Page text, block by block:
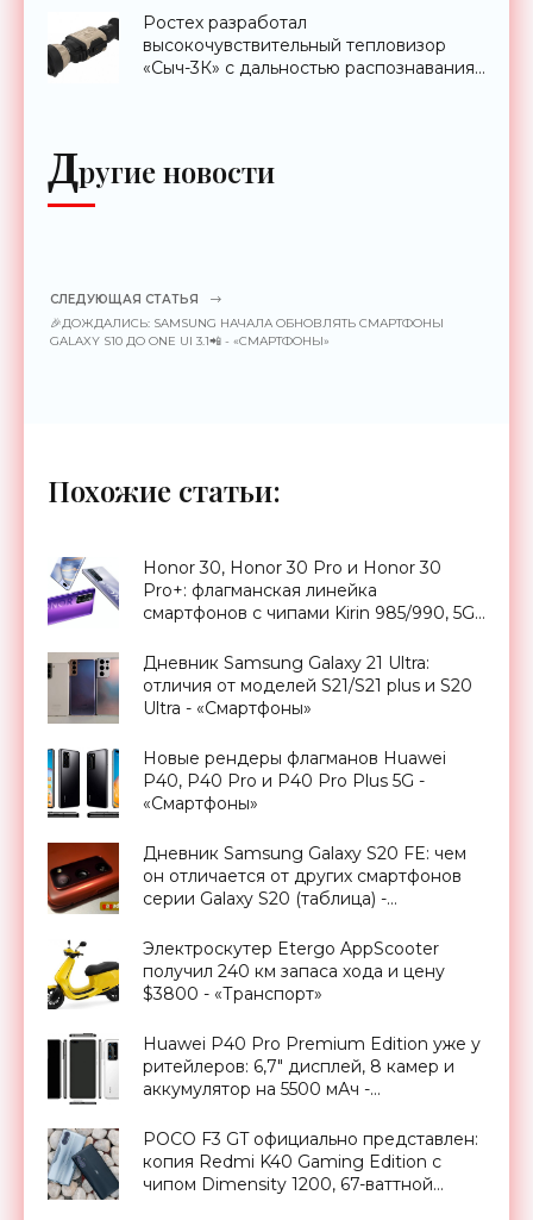
Ростех разработал
высокочувствительный тепловизор
«Сыч-3К» с дальностью распознавания
Другие новости
СЛЕДУЮЩАЯ СТАТЬЯ
🎉ДОЖДАЛИСЬ: SAMSUNG НАЧАЛА ОБНОВЛЯТЬ СМАРТФОНЫ
GALAXY S10 ДО ONE UI 3.1📲 - «СМАРТФОНЫ»
Похожие статьи:
Honor 30, Honor 30 Pro и Honor 30
Pro+: флагманская линейка
смартфонов с чипами Kirin 985/990, 5G,
сервисов Google и ценником от $424 -
«Смартфоны»
Дневник Samsung Galaxy 21 Ultra:
отличия от моделей S21/S21 plus и S20
Ultra - «Смартфоны»
Новые рендеры флагманов Huawei
P40, P40 Pro и P40 Pro Plus 5G -
«Смартфоны»
Дневник Samsung Galaxy S20 FE: чем
он отличается от других смартфонов
серии Galaxy S20 (таблица) -
Электроскутер Etergo AppScooter
получил 240 км запаса хода и цену
$3800 - «Транспорт»
Huawei P40 Pro Premium Edition уже у
ритейлеров: 6,7" дисплей, 8 камер и
аккумулятор на 5500 мАч -
POCO F3 GT официально представлен:
копия Redmi K40 Gaming Edition с
чипом Dimensity 1200, 67-ваттной